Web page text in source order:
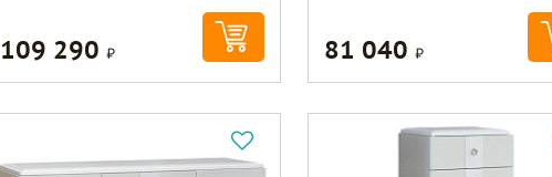
109 290 Р 81 040 Р